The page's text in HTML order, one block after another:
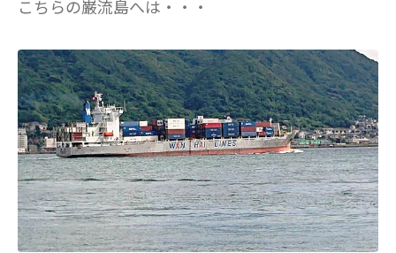
こちらの巌流島へは・・・